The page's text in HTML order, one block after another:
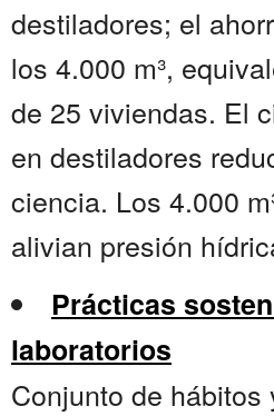
destiladores; el
los 4.000 m³,
de 25 viviendas. El
en destiladores
ciencia. Los 4.000
alivian presión
Prácticas
laboratorios
Conjunto de